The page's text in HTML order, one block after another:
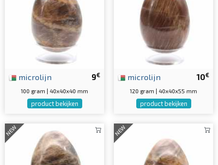
9€
microlijn
100 gram | 40x40x40 mm
product bekijken
10€
microlijn
120 gram | 40x40x55 mm
product bekijken
NEW NEW